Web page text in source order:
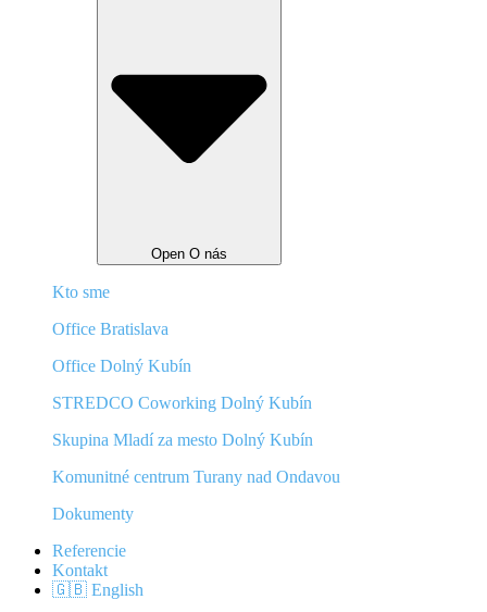
Open O nás
Kto sme
Office Bratislava
Office Dolný Kubín
STREDCO Coworking Dolný Kubín
Skupina Mladí za mesto Dolný Kubín
Komunitné centrum Turany nad Ondavou
Dokumenty
Referencie
Kontakt
🇬🇧 English